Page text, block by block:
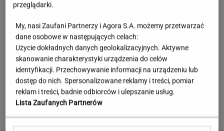
Księżniczka musi iść do wojska. Tyle czasu
spędzi w armii
Urzędnicy pukają do domów. Chcą paragonów
MATERIAŁ PROMOCYJNY
przeglądarki.
My, nasi Zaufani Partnerzy i Agora S.A. możemy przetwarzać
dane osobowe w następujących celach:
Użycie dokładnych danych geolokalizacyjnych. Aktywne
skanowanie charakterystyki urządzenia do celów
identyfikacji. Przechowywanie informacji na urządzeniu lub
dostęp do nich. Spersonalizowane reklamy i treści, pomiar
reklam i treści, badnie odbiorców i ulepszanie usług.
Lista Zaufanych Partnerów